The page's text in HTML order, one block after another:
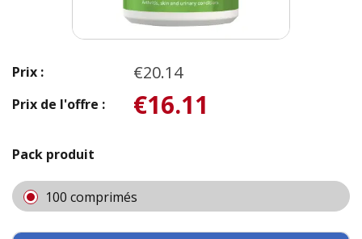
Prix : €20.14
Prix de l'offre : €16.11
Pack produit
100 comprimés